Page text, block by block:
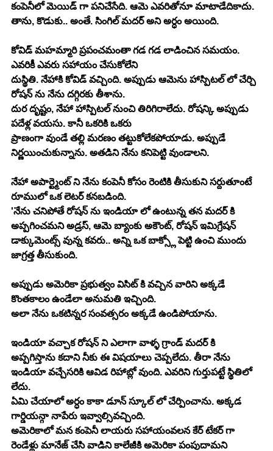
కంపెనీలో మెయిడ్ గా పనిచేసేది. ఆమె ఎవరితోనూ మాటాడేదికాదు.
తాను, కొడుకు.. అంతే. సింగిల్ మదర్ అని అర్ధం అయింది.
కోవిడ్ మహమ్మారి ప్రపంచమంతా గడ గడ లాడించిన సమయం.
ఎవరికీ ఎవరు సహాయం చేసుకోలేని
దుస్థితి. నేహాకి కోవిడ్ వచ్చింది. అప్పుడు ఆమెను హాస్పిటల్ లో చేర్చి
రోషన్ ను నేను దగ్గిరకు తీశాను.
దుర దృష్టం, నేహా హాస్పిటల్ నుంచి తిరిగిరాలేదు. రోషన్కి అప్పుడు
పదేళ్ల వయసు. కానీ ఒకరికి ఒకరు
ప్రాణంగా వుండే తల్లి మరణం తట్టుకోలేకపోయాడు. అప్పుడే
నిర్ణయించుకున్నాను. అతడిని నేను కనిపెట్టి వుండాలని.
నేహా అపార్ట్మెంట్ ని నేను కంపెనీ కోసం రెంటికి తీసుకుని సర్దుతూంటే
రూములో ఒక లెటర్ కనబడింది.
'నేను చనిపోతే రోషన్ ను ఇండియా లో ఉంటున్న తన మదర్ కి
అప్పగించమని అడ్రస్, ఆమె బ్యాంకు అకౌంట్, రోషన్ ఇమిగ్రేషన్
డాక్కుమెంట్స్ వున్న కవరు.. అన్ని ఒక బాక్స్లో పెట్టి ఉంచి ముందు
జాగ్రత్త తీసుకుంది.
అప్పుడు అమెరికా ప్రభుత్వం విసిట్ కి వచ్చిన వారిని అక్కడే
కొంతకాలం ఉండేలా అనుమతి ఇచ్చింది.
అలా నేను ఒకటిన్నర సంవత్సరం అక్కడే ఉండిపోయాను.
ఇండియా వచ్చాక రోషన్ ని ఎలాగా వాళ్ళ గ్రాండ్ మదర్ కి
అప్పగిస్తాను కదాని నీకు ఈ విషయాలు చెప్పలేదు. తీరా నేను
ఇండియా వచ్చేసరికి ఆవిడ రిహాబ్లో వుంది. ఎవరిని గుర్తుపట్టే స్థితిలో
లేదు.
ఏమి చేయాలో అర్ధం కాకా డూన్ స్కూల్ లో చేర్పించాను. అక్కడ
గార్డియన్గా నాపేరు ఇవ్వాల్సివచ్చింది.
అమెరికాలో మన కంపెనీ లాయరు సహాయంవలన కేర్ టేకర్ గా
రెండేళ్లు మానేజ్ చేసి వాడిని కాలేజీకి అమెరికా పంపుదామని